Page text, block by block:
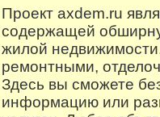
Проект axdem.ru
содержащей
жилой
ремонтными,
Здесь вы сможете
информацию или